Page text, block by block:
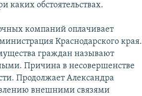
каких обстоятельствах.
компаний оплачивает
Краснодарского края.
граждан называют
Причина в несовершенстве
Продолжает Александра
внешними связями